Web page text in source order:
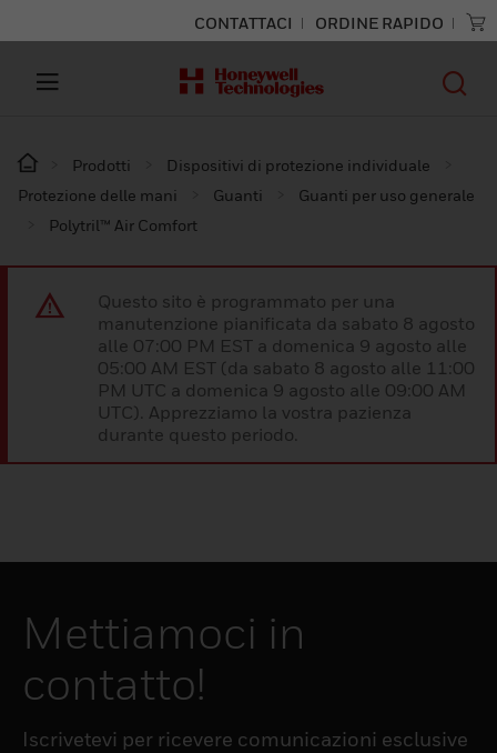
CONTATTACI ORDINE RAPIDO
Prodotti
Dispositivi di protezione individuale
Protezione delle mani
Guanti
Guanti per uso generale
Polytril™ Air Comfort
Questo sito è programmato per una
manutenzione pianificata da sabato 8 agosto
alle 07:00 PM EST a domenica 9 agosto alle
05:00 AM EST (da sabato 8 agosto alle 11:00
PM UTC a domenica 9 agosto alle 09:00 AM
UTC). Apprezziamo la vostra pazienza
durante questo periodo.
Mettiamoci in
contatto!
Iscrivetevi per ricevere comunicazioni esclusive